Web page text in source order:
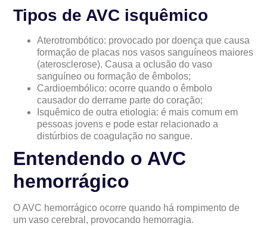
Tipos de AVC isquêmico
Aterotrombótico: provocado por doença que causa
formação de placas nos vasos sanguíneos maiores
(aterosclerose). Causa a oclusão do vaso
sanguíneo ou formação de êmbolos;
Cardioembólico: ocorre quando o êmbolo
causador do derrame parte do coração;
Isquêmico de outra etiologia: é mais comum em
pessoas jovens e pode estar relacionado a
distúrbios de coagulação no sangue.
Entendendo o AVC
hemorrágico
O AVC hemorrágico ocorre quando há rompimento de
um vaso cerebral, provocando hemorragia.